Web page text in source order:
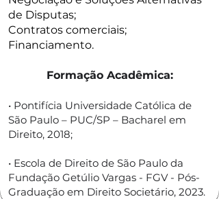
de Disputas;
Contratos comerciais;
Financiamento.
Formação Acadêmica:
• Pontifícia Universidade Católica de
São Paulo – PUC/SP – Bacharel em
Direito, 2018;
• Escola de Direito de São Paulo da
Fundação Getúlio Vargas - FGV - Pós-
Graduação em Direito Societário, 2023.